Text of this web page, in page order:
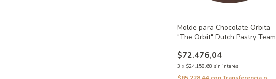
Molde para Chocolate Orbita
"The Orbit" Dutch Pastry Team
$72.476,04
3 x $24.158,68 sin interés